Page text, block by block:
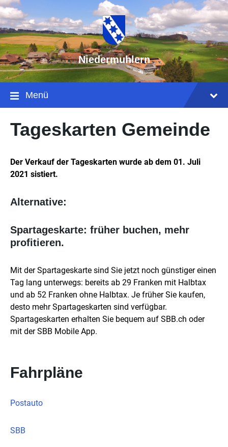
Niedermuhlern
Menü
Tageskarten Gemeinde
Der Verkauf der Tageskarten wurde ab dem 01. Juli
2021 sistiert.
Alternative:
Spartageskarte: früher buchen, mehr
profitieren.
Mit der Spartageskarte sind Sie jetzt noch günstiger einen
Tag lang unterwegs: bereits ab 29 Franken mit Halbtax
und ab 52 Franken ohne Halbtax. Je früher Sie kaufen,
desto mehr Spartageskarten sind verfügbar.
Spartageskarten erhalten Sie bequem auf SBB.ch oder
mit der SBB Mobile App.
Fahrpläne
Postauto
SBB